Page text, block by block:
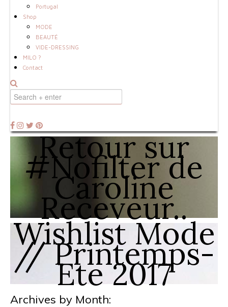
Portugal
Shop
MODE
BEAUTÉ
VIDE-DRESSING
MILO ?
Contact
Retour sur
#Nofilter de
Caroline
Receveur..
Wishlist Mode
// Printemps-
Ete 2017
Archives by Month: